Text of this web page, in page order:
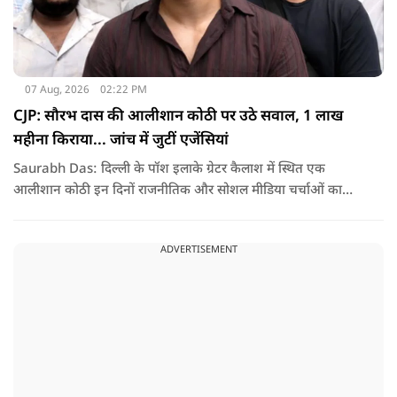
07 Aug, 2026 02:22 PM
CJP: सौरभ दास की आलीशान कोठी पर उठे सवाल, 1 लाख
महीना किराया... जांच में जुटीं एजेंसियां
Saurabh Das: दिल्ली के पॉश इलाके ग्रेटर कैलाश में स्थित एक
आलीशान कोठी इन दिनों राजनीतिक और सोशल मीडिया चर्चाओं का
ADVERTISEMENT